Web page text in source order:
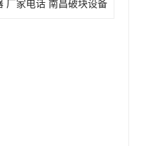
厂家电话 南昌破块设备